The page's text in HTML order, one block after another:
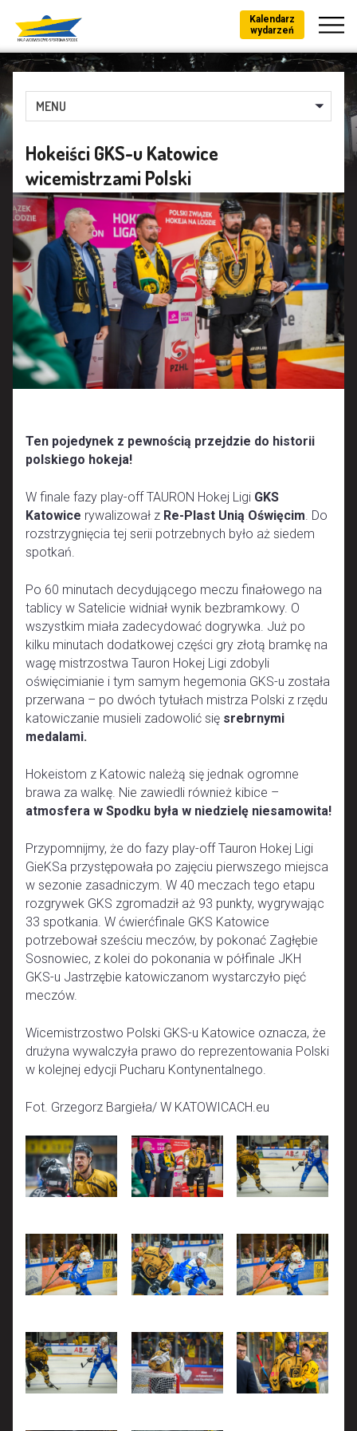
Kalendarz
wydarzeń
MENU
Hokeiści GKS-u Katowice
wicemistrzami Polski
Ten pojedynek z pewnością przejdzie do historii
polskiego hokeja!
W finale fazy play-off TAURON Hokej Ligi GKS
Katowice rywalizował z Re-Plast Unią Oświęcim. Do
rozstrzygnięcia tej serii potrzebnych było aż siedem
spotkań.
Po 60 minutach decydującego meczu finałowego na
tablicy w Satelicie widniał wynik bezbramkowy. O
wszystkim miała zadecydować dogrywka. Już po
kilku minutach dodatkowej części gry złotą bramkę na
wagę mistrzostwa Tauron Hokej Ligi zdobyli
oświęcimianie i tym samym hegemonia GKS-u została
przerwana – po dwóch tytułach mistrza Polski z rzędu
katowiczanie musieli zadowolić się srebrnymi
medalami.
Hokeistom z Katowic należą się jednak ogromne
brawa za walkę. Nie zawiedli również kibice –
atmosfera w Spodku była w niedzielę niesamowita!
Przypomnijmy, że do fazy play-off Tauron Hokej Ligi
GieKSa przystępowała po zajęciu pierwszego miejsca
w sezonie zasadniczym. W 40 meczach tego etapu
rozgrywek GKS zgromadził aż 93 punkty, wygrywając
33 spotkania. W ćwierćfinale GKS Katowice
potrzebował sześciu meczów, by pokonać Zagłębie
Sosnowiec, z kolei do pokonania w półfinale JKH
GKS-u Jastrzębie katowiczanom wystarczyło pięć
meczów.
Wicemistrzostwo Polski GKS-u Katowice oznacza, że
drużyna wywalczyła prawo do reprezentowania Polski
w kolejnej edycji Pucharu Kontynentalnego.
Fot. Grzegorz Bargieła/ W KATOWICACH.eu